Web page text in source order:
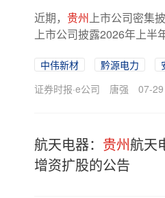
近期， 贵州上市公司密集
上市公司披露2026年上半
中伟新材 黔源电力
证券时报·e公司
唐强 07-
航天电器： 贵州航天
增资扩股的公告